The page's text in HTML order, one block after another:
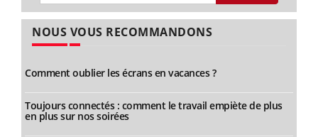
NOUS VOUS RECOMMANDONS
Comment oublier les écrans en vacances ?
Toujours connectés : comment le travail empiète de plus
en plus sur nos soirées